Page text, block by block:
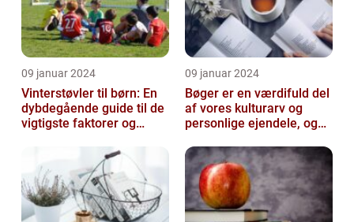
09 januar 2024
Vinterstøvler til børn: En
dybdegående guide til de
vigtigste faktorer og
09 januar 2024
Bøger er en værdifuld del
af vores kulturarv og
personlige ejendele, og
opb...